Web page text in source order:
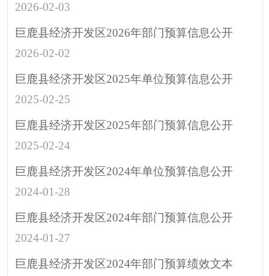
预算/决算
政府采购
决策预公开
招考招录
助企纾困
2026-02-03
巨鹿县经济开发区2026年部门预算信息公开
2026-02-02
巨鹿县经济开发区2025年单位预算信息公开
2025-02-25
巨鹿县经济开发区2025年部门预算信息公开
2025-02-24
巨鹿县经济开发区2024年单位预算信息公开
2024-01-28
巨鹿县经济开发区2024年部门预算信息公开
2024-01-27
巨鹿县经济开发区2024年部门预算绩效文本